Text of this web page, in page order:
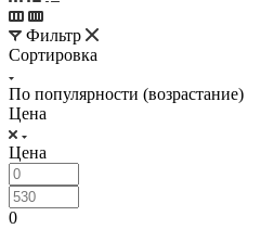
Фильтр
Сортировка
По популярности (возрастание)
Цена
Цена
0